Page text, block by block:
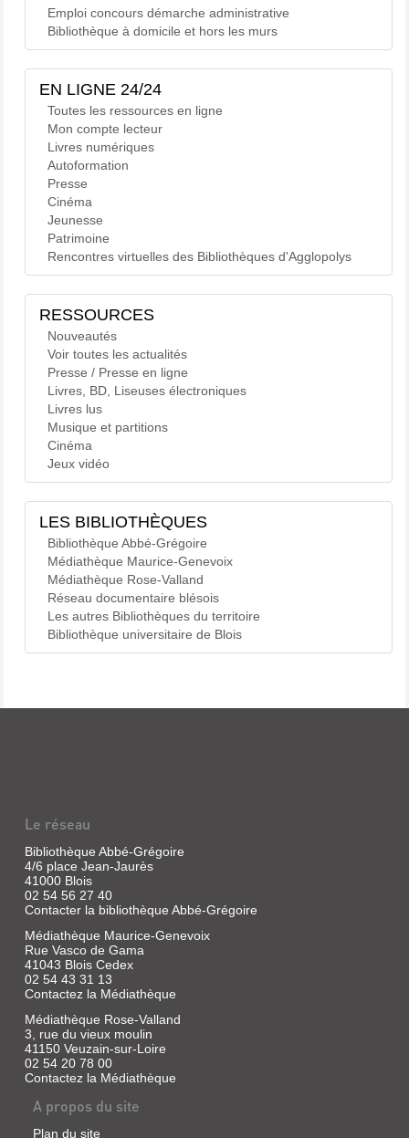
Emploi concours démarche administrative
Bibliothèque à domicile et hors les murs
EN LIGNE 24/24
Toutes les ressources en ligne
Mon compte lecteur
Livres numériques
Autoformation
Presse
Cinéma
Jeunesse
Patrimoine
Rencontres virtuelles des Bibliothèques d'Agglopolys
RESSOURCES
Nouveautés
Voir toutes les actualités
Presse / Presse en ligne
Livres, BD, Liseuses électroniques
Livres lus
Musique et partitions
Cinéma
Jeux vidéo
LES BIBLIOTHÈQUES
Bibliothèque Abbé-Grégoire
Médiathèque Maurice-Genevoix
Médiathèque Rose-Valland
Réseau documentaire blésois
Les autres Bibliothèques du territoire
Bibliothèque universitaire de Blois
Le réseau
Bibliothèque Abbé-Grégoire
4/6 place Jean-Jaurès
41000 Blois
02 54 56 27 40
Contacter la bibliothèque Abbé-Grégoire
Médiathèque Maurice-Genevoix
Rue Vasco de Gama
41043 Blois Cedex
02 54 43 31 13
Contactez la Médiathèque
Médiathèque Rose-Valland
3, rue du vieux moulin
41150 Veuzain-sur-Loire
02 54 20 78 00
Contactez la Médiathèque
A propos du site
Plan du site